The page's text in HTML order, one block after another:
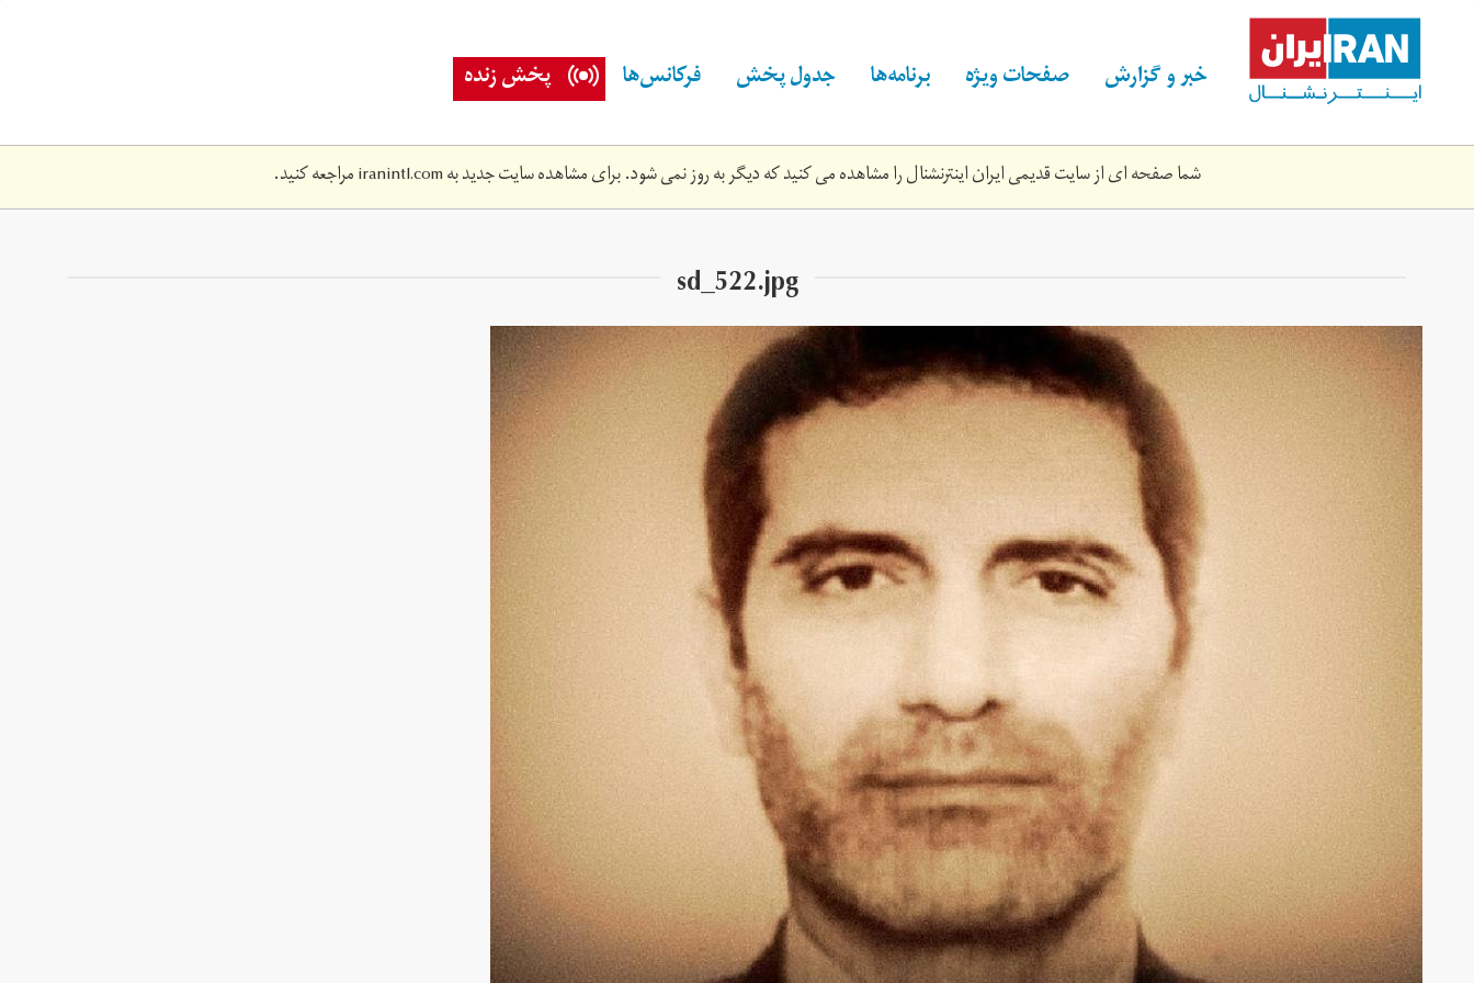
content خبر و گزارش صفحات ویژه برنامه‌ها جدول پخش فرکانس‌ها پخش زنده
شما صفحه ای از سایت قدیمی ایران اینترنشنال را مشاهده می کنید که دیگر به روز نمی شود. برای مشاهده سایت جدید بهiranintl.comمراجعه کنید.
sd_522.jpg